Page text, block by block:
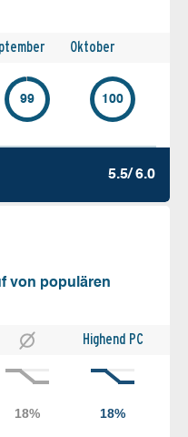
Oktober
99 100
5.5/ 6.0
von populären
Highend PC